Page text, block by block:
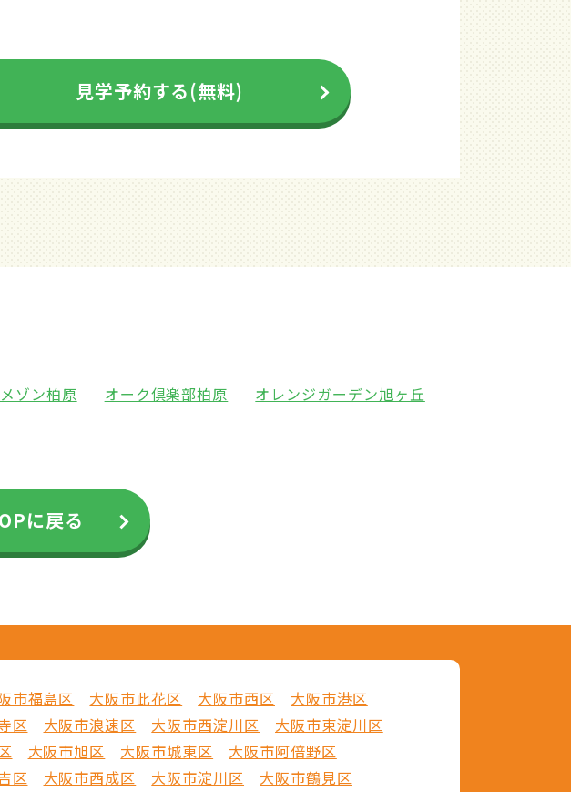
見学予約する(無料)
ゾン柏原 オーク倶楽部柏原 オレンジガーデン旭ヶ丘
に戻る
市福島区 大阪市此花区 大阪市西区
大阪市港区
区 大阪市浪速区 大阪市西淀川区
大阪市東淀川区
大阪市旭区 大阪市城東区
大阪市阿倍野区
区 大阪市西成区 大阪市淀川区
大阪市鶴見区